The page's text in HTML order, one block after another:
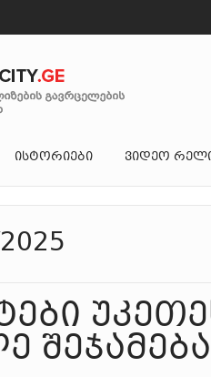
ᲘᲡᲢᲝᲠᲘᲔᲑᲘ ᲕᲘᲓᲔᲝ
შეჯამება